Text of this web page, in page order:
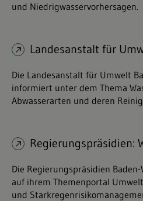
und Niedrigwasservorhersagen.
Landesanstalt für
Die Landesanstalt für Umwelt
informiert unter dem Thema
Abwasserarten und deren
Regierungspräsidien:
Die Regierungspräsidien
auf ihrem Themenportal
und